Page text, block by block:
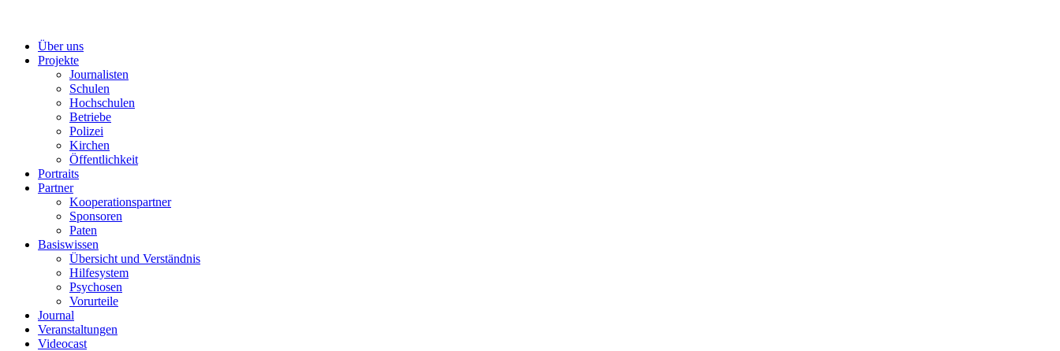
Über uns
Projekte
Journalisten
Schulen
Hochschulen
Betriebe
Polizei
Kirchen
Öffentlichkeit
Portraits
Partner
Kooperationspartner
Sponsoren
Paten
Basiswissen
Übersicht und Verständnis
Hilfesystem
Psychosen
Vorurteile
Journal
Veranstaltungen
Videocast